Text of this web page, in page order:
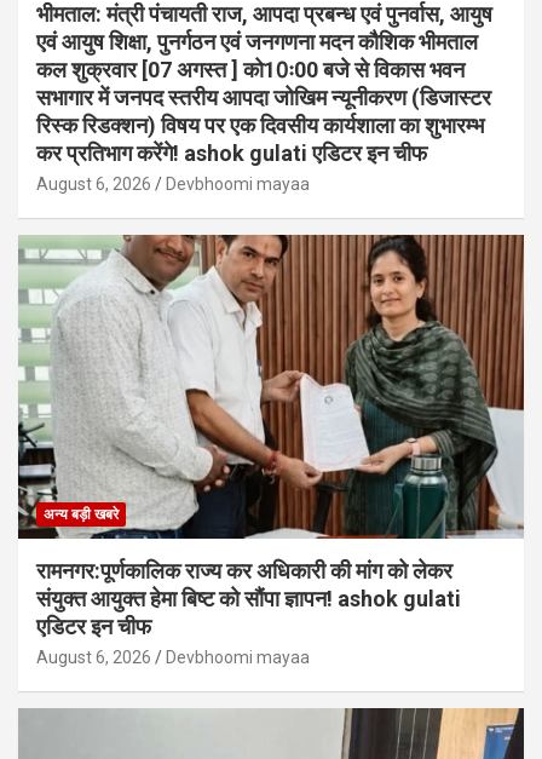
भीमताल: मंत्री पंचायती राज, आपदा प्रबन्ध एवं पुनर्वास, आयुष
एवं आयुष शिक्षा, पुनर्गठन एवं जनगणना मदन कौशिक भीमताल
कल शुक्रवार [07 अगस्त ] को10ः00 बजे से विकास भवन
सभागार में जनपद स्तरीय आपदा जोखिम न्यूनीकरण (डिजास्टर
रिस्क रिडक्शन) विषय पर एक दिवसीय कार्यशाला का शुभारम्भ
कर प्रतिभाग करेंगे! ashok gulati एडिटर इन चीफ
August 6, 2026 Devbhoomi mayaa
अन्य बड़ी खबरे
रामनगर:पूर्णकालिक राज्य कर अधिकारी की मांग को लेकर
संयुक्त आयुक्त हेमा बिष्ट को सौंपा ज्ञापन! ashok gulati
एडिटर इन चीफ
August 6, 2026 Devbhoomi mayaa